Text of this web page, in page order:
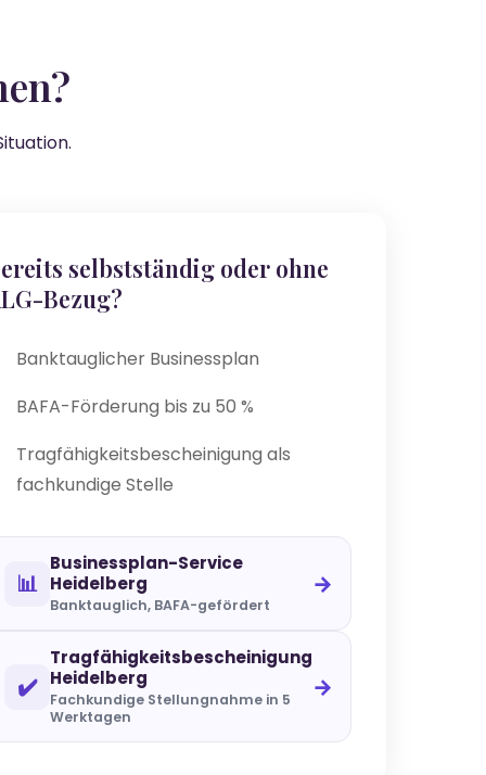
selbstständig oder ohne
Bezug?
Banktauglicher Businessplan
BAFA-Förderung bis zu 50 %
Tragfähigkeitsbescheinigung als
fachkundige Stelle
📊
Businessplan-Service
Heidelberg
Banktauglich, BAFA-gefördert
→
✔️
Tragfähigkeitsbescheinigung
Heidelberg
Fachkundige Stellungnahme in 5
Werktagen
→